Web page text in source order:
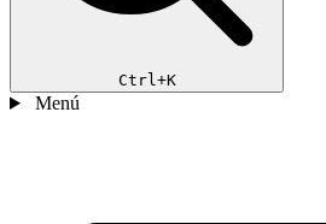
Ctrl+K
Menú